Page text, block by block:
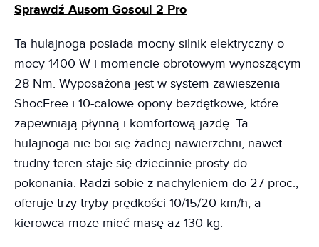
Sprawdź Ausom Gosoul 2 Pro
Ta hulajnoga posiada mocny silnik elektryczny o
mocy 1400 W i momencie obrotowym wynoszącym
28 Nm. Wyposażona jest w system zawieszenia
ShocFree i 10-calowe opony bezdętkowe, które
zapewniają płynną i komfortową jazdę. Ta
hulajnoga nie boi się żadnej nawierzchni, nawet
trudny teren staje się dziecinnie prosty do
pokonania. Radzi sobie z nachyleniem do 27 proc.,
oferuje trzy tryby prędkości 10/15/20 km/h, a
kierowca może mieć masę aż 130 kg.